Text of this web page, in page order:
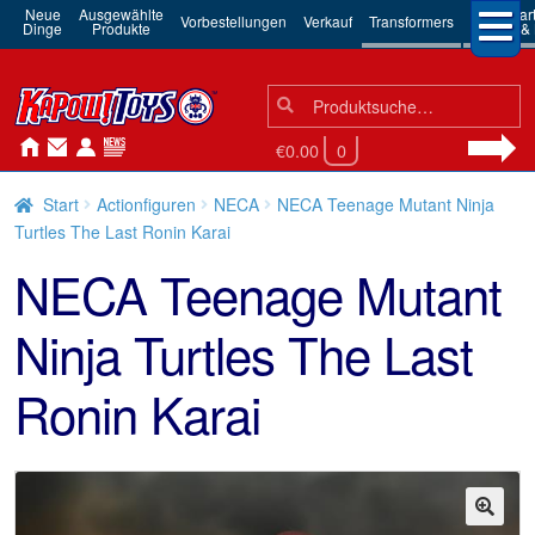
Neue
Dinge
Ausgewählte
Produkte Vorbestellungen Verkauf Transformers 3rd
Robots
Suchen
nach:
Suche
€0.00 0
Start Actionfiguren NECA
NECA Teenage Mutant Ninja
Turtles The Last Ronin Karai
NECA Teenage Mutant
Ninja Turtles The Last
Ronin Karai